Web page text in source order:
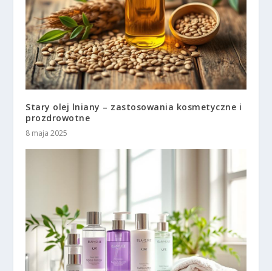
Stary olej lniany – zastosowania kosmetyczne i
prozdrowotne
8 maja 2025